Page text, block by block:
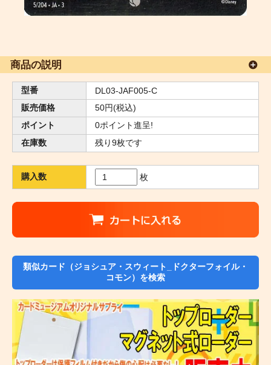
商品の説明
型番
DL03-JAF005-C
販売価格
50円(税込)
ポイント
0ポイント進呈!
在庫数
残り9枚です
購入数 枚
類似カード（ジョシュア・スウィート_ドクターフォイル・
コモン）を検索